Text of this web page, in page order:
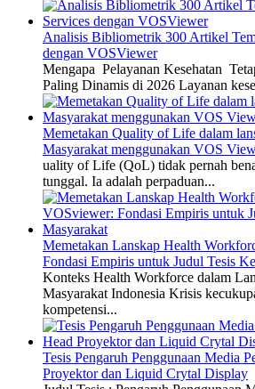
Analisis Bibliometrik 300 Artikel
dengan VOSViewer
Mengapa Pelayanan Kesehatan
Paling Dinamis di 2026 Layanan
Memetakan Quality of Life dalam
Masyarakat menggunakan VOS
uality of Life (QoL) tidak pernah
tunggal. Ia adalah perpaduan...
Memetakan Lanskap Health
Fondasi Empiris untuk Judul Tesis
Konteks Health Workforce dalam
Masyarakat Indonesia Krisis
kompetensi...
Tesis Pengaruh Penggunaan Media
Proyektor dan Liquid Crytal Display